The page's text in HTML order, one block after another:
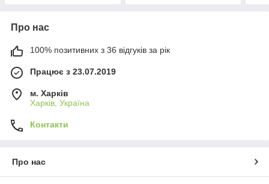
Про нас
100% позитивних з 36 відгуків за рік
Працює з 23.07.2019
м. Харків
Харків, Україна
Контакти
Про нас